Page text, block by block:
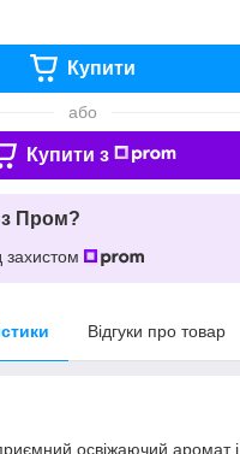
Купити
або
Купити з
з Пром?
захистом
Відгуки про товар
освіжаючий аромат і